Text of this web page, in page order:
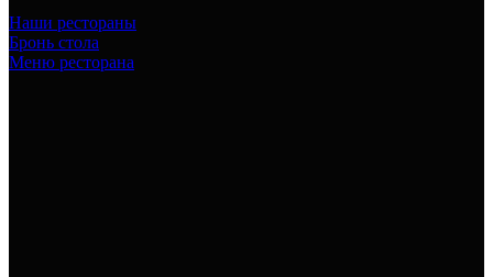
Наши рестораны
Бронь стола
Меню ресторана